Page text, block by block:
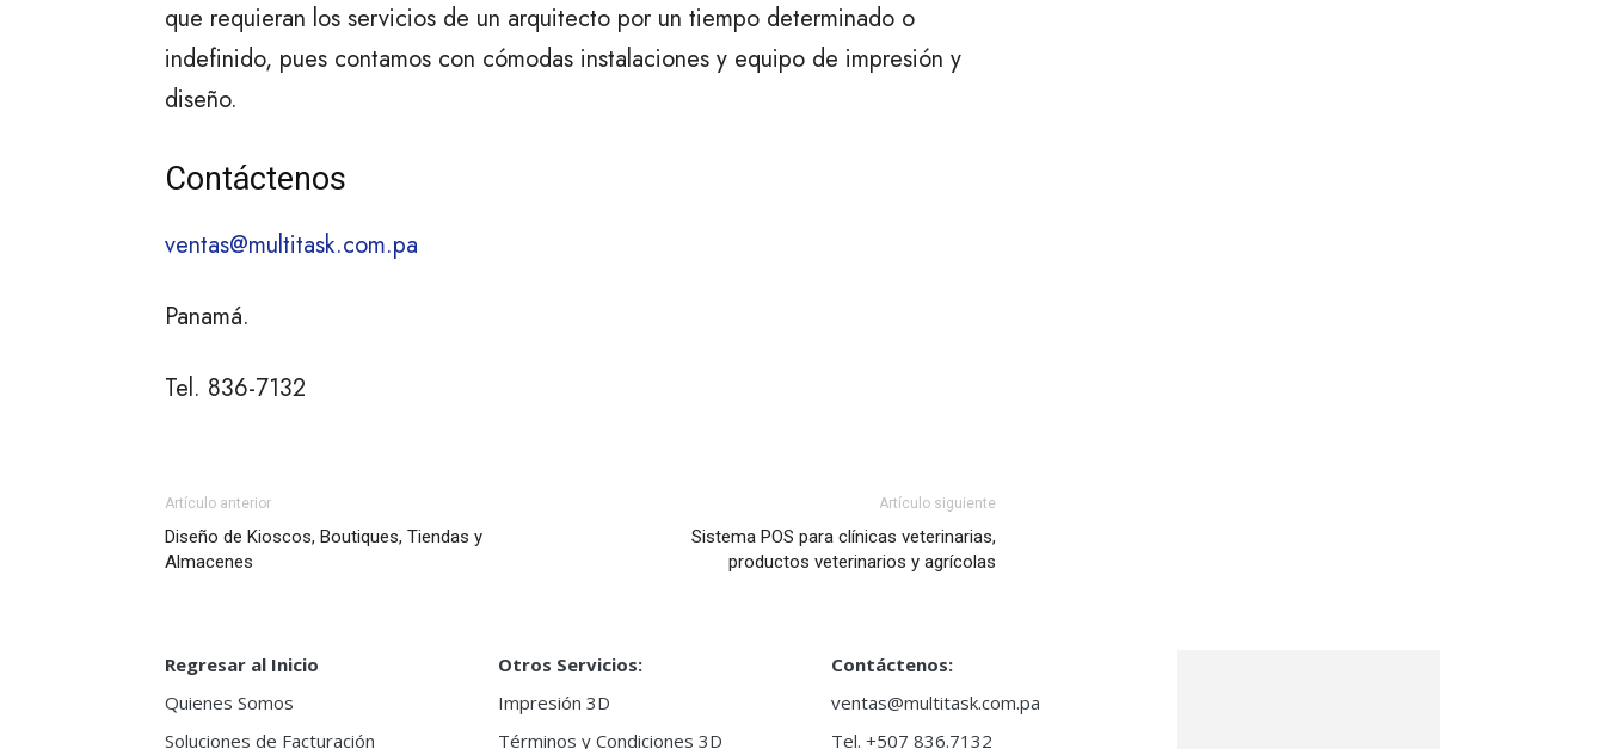
que requieran los servicios de un arquitecto por un tiempo determinado o
indefinido, pues contamos con cómodas instalaciones y equipo de impresión y
diseño.
Contáctenos
ventas@multitask.com.pa
Panamá.
Tel. 836-7132
Artículo anterior
Diseño de Kioscos, Boutiques, Tiendas y
Almacenes
Artículo siguiente
Sistema POS para clínicas veterinarias,
productos veterinarios y agrícolas
Regresar al Inicio
Quienes Somos
Soluciones de Facturación
Otros Servicios:
Impresión 3D
Términos y Condiciones 3D
Contáctenos:
ventas@multitask.com.pa
Tel. +507 836.7132